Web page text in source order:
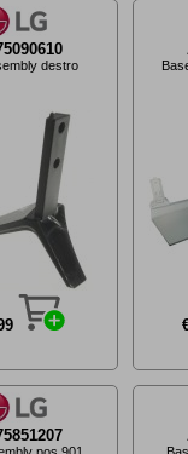
destro